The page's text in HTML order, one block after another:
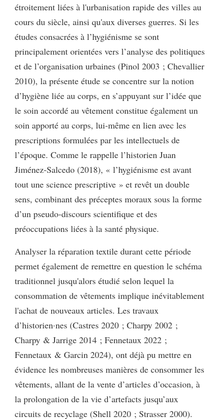
étroitement liées à l'urbanisation rapide des villes au
cours du siècle, ainsi qu'aux diverses guerres. Si les
études consacrées à l’hygiénisme se sont
principalement orientées vers l’analyse des politiques
et de l’organisation urbaines (Pinol 2003 ; Chevallier
2010), la présente étude se concentre sur la notion
d’hygiène liée au corps, en s’appuyant sur l’idée que
le soin accordé au vêtement constitue également un
soin apporté au corps, lui-même en lien avec les
prescriptions formulées par les intellectuels de
l’époque. Comme le rappelle l’historien Juan
Jiménez-Salcedo (2018), « l’hygiénisme est avant
tout une science prescriptive » et revêt un double
sens, combinant des préceptes moraux sous la forme
d’un pseudo-discours scientifique et des
préoccupations liées à la santé physique.
Analyser la réparation textile durant cette période
permet également de remettre en question le schéma
traditionnel jusqu'alors étudié selon lequel la
consommation de vêtements implique inévitablement
l'achat de nouveaux articles. Les travaux
d’historien·nes (Castres 2020 ; Charpy 2002 ;
Charpy & Jarrige 2014 ; Fennetaux 2022 ;
Fennetaux & Garcin 2024), ont déjà pu mettre en
évidence les nombreuses manières de consommer les
vêtements, allant de la vente d’articles d’occasion, à
la prolongation de la vie d’artefacts jusqu’aux
circuits de recyclage (Shell 2020 ; Strasser 2000).